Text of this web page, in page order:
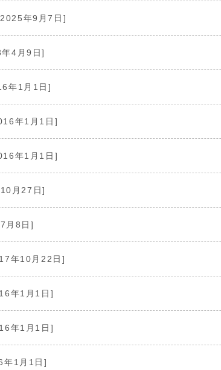
年9月7日]
4月9日]
年1月1日]
年1月1日]
年1月1日]
月27日]
月8日]
年10月22日]
年1月1日]
年1月1日]
年1月1日]